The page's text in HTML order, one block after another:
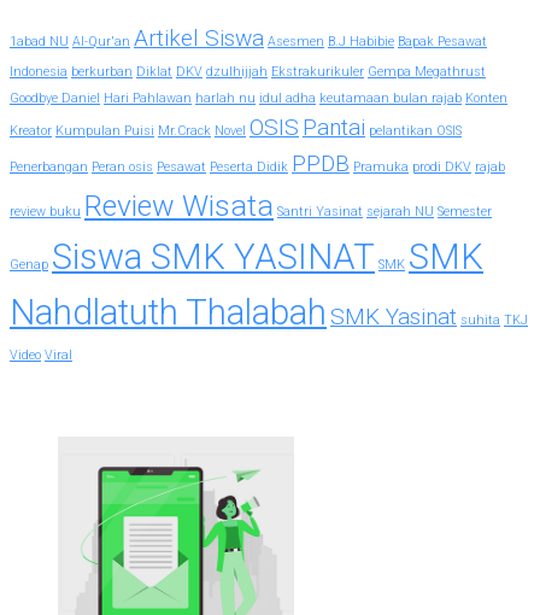
1abad NU Al-Qur'an Artikel Siswa Asesmen B.J Habibie Bapak Pesawat
Indonesia berkurban Diklat DKV dzulhijjah Ekstrakurikuler Gempa Megathrust
Goodbye Daniel Hari Pahlawan harlah nu idul adha keutamaan bulan rajab Konten
Kreator Kumpulan Puisi Mr.Crack Novel OSIS Pantai pelantikan OSIS
Penerbangan Peran osis Pesawat Peserta Didik PPDB Pramuka prodi DKV rajab
review buku Review Wisata Santri Yasinat sejarah NU Semester
Genap Siswa SMK YASINAT SMK SMK
Nahdlatuth Thalabah SMK Yasinat suhita TKJ
Video Viral